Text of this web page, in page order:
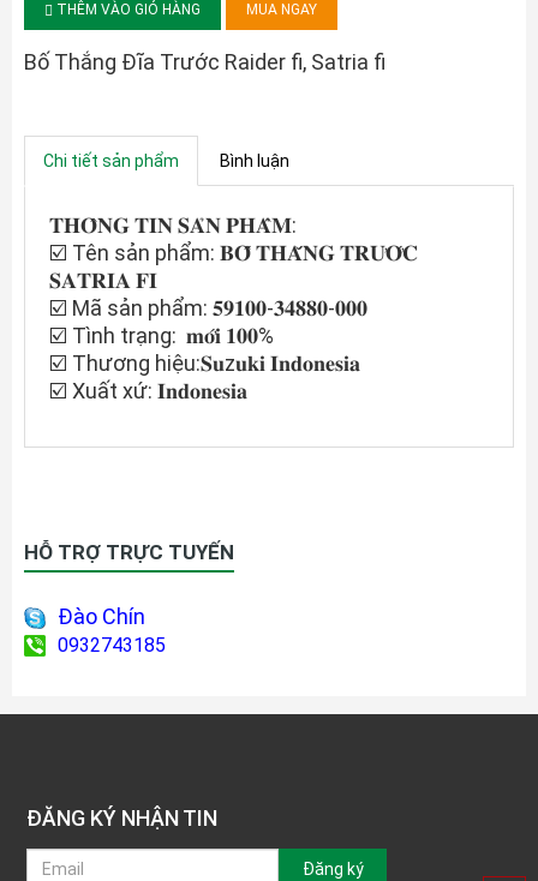
THÊM VÀO GIỎ HÀNG MUA NGAY
Bố Thắng Đĩa Trước Raider fi, Satria fi
Chi tiết sản phẩm Bình luận
𝐓𝐇𝐎̂𝐍𝐆 𝐓𝐈𝐍 𝐒𝐀̉𝐍 𝐏𝐇𝐀̂̉𝐌:
☑️ Tên sản phẩm: 𝐁𝐎̂́ 𝐓𝐇𝐀̆́𝐍𝐆 𝐓𝐑𝐔̛𝐎̛́𝐂
𝐒𝐀𝐓𝐑𝐈𝐀 𝐅𝐈
☑️ Mã sản phẩm: 𝟓𝟗𝟏𝟎𝟎-𝟑𝟒𝟖𝟖𝟎-𝟎𝟎𝟎
☑️ Tình trạng: 𝐦𝐨̛́𝐢 𝟏𝟎𝟎%
☑️ Thương hiệu:𝐒𝐮z𝐮𝐤𝐢 𝐈𝐧𝐝𝐨𝐧𝐞𝐬𝐢𝐚
☑️ Xuất xứ: 𝐈𝐧𝐝𝐨𝐧𝐞𝐬𝐢𝐚
HỖ TRỢ TRỰC TUYẾN
Đào Chín
0932743185
ĐĂNG KÝ NHẬN TIN
Đăng ký